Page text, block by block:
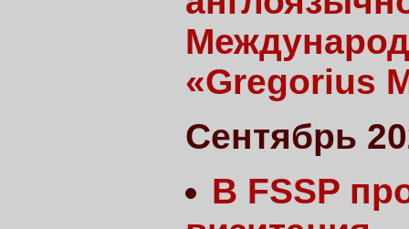
«Gregorius
Сентябрь
В FSSP